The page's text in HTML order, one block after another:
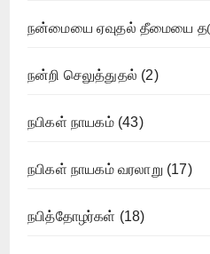
நன்மையை ஏவுதல் தீமையை
நன்றி செலுத்துதல் (2)
நபிகள் நாயகம்(43)
நபிகள் நாயகம் வரலாறு (17)
நபித்தோழர்கள் (18)